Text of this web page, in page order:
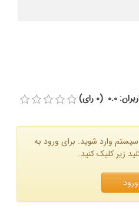
(0 رای)
سیستم وارد شوید. برای ورود به
زیر کلیک کنید.
ورود